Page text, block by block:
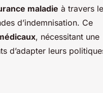
maladie à travers le
d’indemnisation. Ce
, nécessitant une
d’adapter leurs